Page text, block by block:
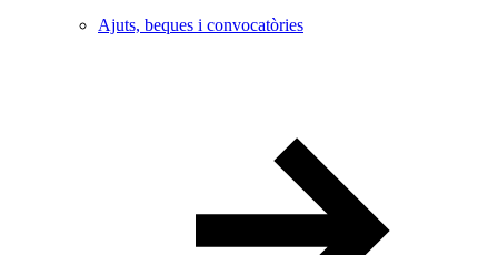
Ajuts, beques i convocatòries